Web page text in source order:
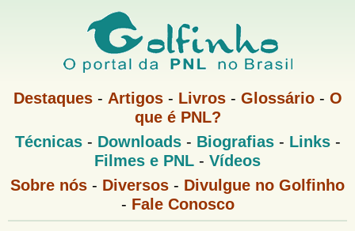
Pular
para
o
principal
G
f
i
M
u
Destaques- Artigos- Livros- Glossário- O
que é PNL?
M
e
P
Técnicas- Downloads- Biografias- Links-
Filmes e PNL - Vídeos
G
Sobre nós - Diversos - Divulgue no Golfinho
- Fale Conosco